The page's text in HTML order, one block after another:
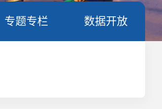
专题专栏 数据开放